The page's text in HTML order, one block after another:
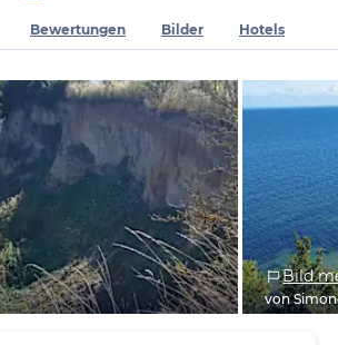
Bewertungen Bilder Hotels
Bild
von